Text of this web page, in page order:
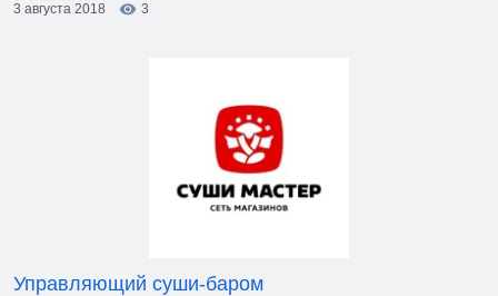
3 августа 2018
3
Управляющий суши-баром